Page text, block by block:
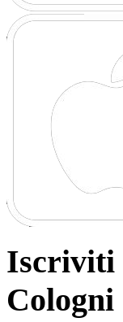
Iscriviti
Cologni